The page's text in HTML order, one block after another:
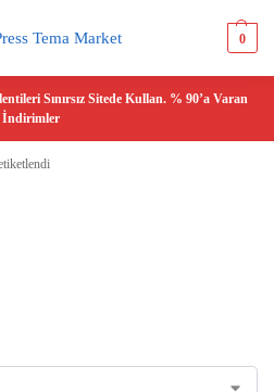
0
Sınırsız Sitede Kullan. % 90’a Varan
İndirimler